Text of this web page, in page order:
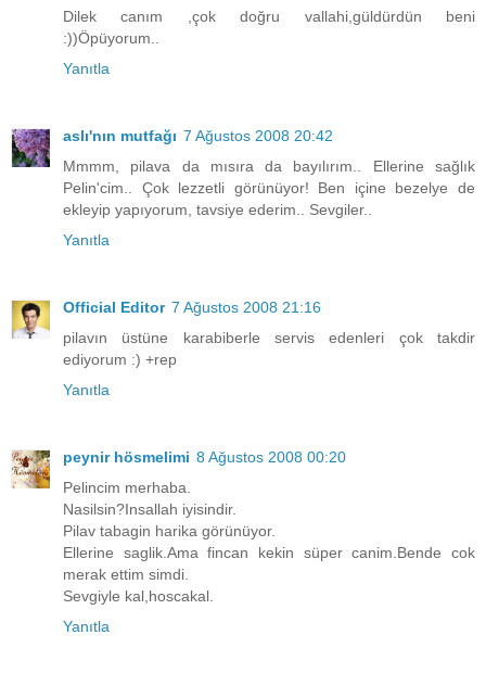
Dilek canım ,çok doğru vallahi,güldürdün beni
:))Öpüyorum..
Yanıtla
aslı'nın mutfağı 7 Ağustos 2008 20:42
Mmmm, pilava da mısıra da bayılırım.. Ellerine sağlık
Pelin'cim.. Çok lezzetli görünüyor! Ben içine bezelye de
ekleyip yapıyorum, tavsiye ederim.. Sevgiler..
Yanıtla
Official Editor 7 Ağustos 2008 21:16
pilavın üstüne karabiberle servis edenleri çok takdir
ediyorum :) +rep
Yanıtla
peynir hösmelimi 8 Ağustos 2008 00:20
Pelincim merhaba.
Nasilsin?Insallah iyisindir.
Pilav tabagin harika görünüyor.
Ellerine saglik.Ama fincan kekin süper canim.Bende cok
merak ettim simdi.
Sevgiyle kal,hoscakal.
Yanıtla